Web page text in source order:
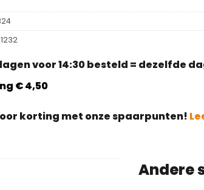
voor 14:30 besteld = dezelfde
€ 4,50
korting met onze spaarpunten!
Andere